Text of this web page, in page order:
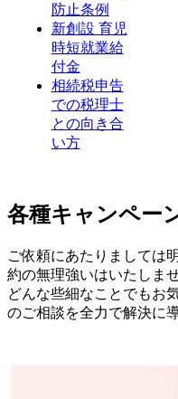
防止条例
新創設 育児
時短就業給
付金
相続税申告
での税理士
との向き合
い方
各種キャンペー
ご依頼にあたりましては
約の無理強いはいたしませ
どんな些細なことでもお
のご相談を全力で解決に